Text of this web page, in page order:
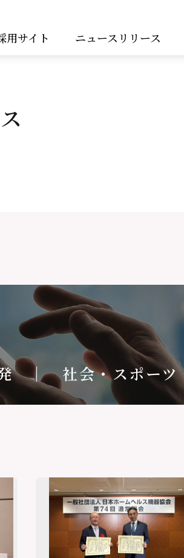
用サイト ニュースリリース
社会・スポーツ